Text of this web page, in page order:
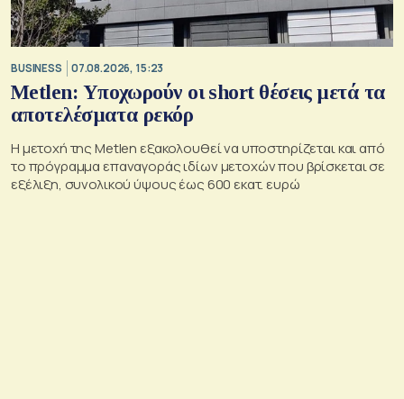
BUSINESS 07.08.2026, 15:23
Metlen: Υποχωρούν οι short θέσεις μετά τα
αποτελέσματα ρεκόρ
Η μετοχή της Metlen εξακολουθεί να υποστηρίζεται και από
το πρόγραμμα επαναγοράς ιδίων μετοχών που βρίσκεται σε
εξέλιξη, συνολικού ύψους έως 600 εκατ. ευρώ